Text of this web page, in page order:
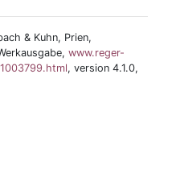
& Kuhn, Prien,
www.reger-
, version 4.1.0,